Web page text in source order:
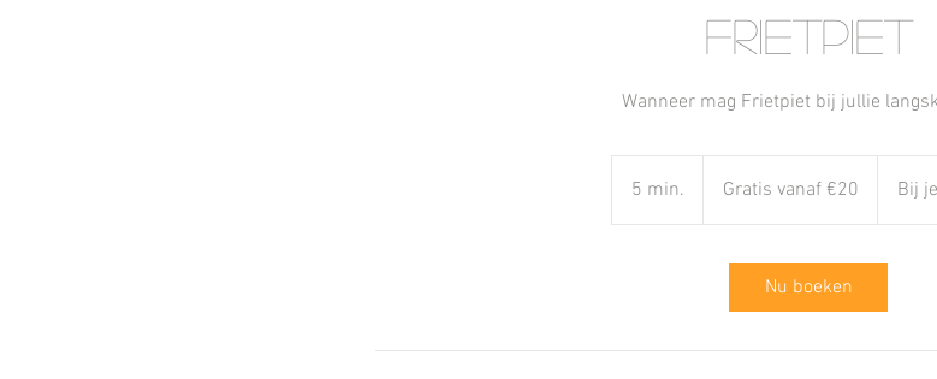
Frietpiet
Wanneer mag Frietpiet bij jullie
5 min.
m
€20Gratis vanaf €20 Bij
Nu boeken